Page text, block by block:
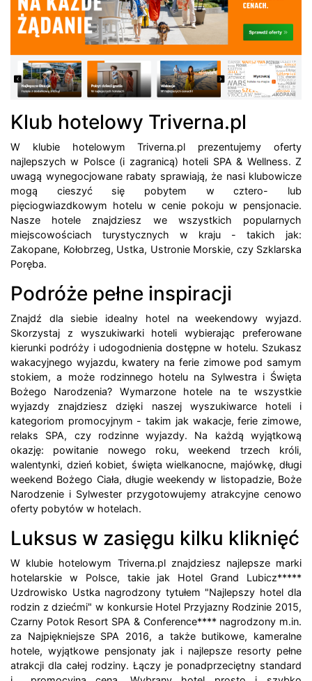
Klub hotelowy Triverna.pl
W klubie hotelowym Triverna.pl prezentujemy oferty
najlepszych w Polsce (i zagranicą) hoteli SPA & Wellness. Z
uwagą wynegocjowane rabaty sprawiają, że nasi klubowicze
mogą cieszyć się pobytem w cztero- lub
pięciogwiazdkowym hotelu w cenie pokoju w pensjonacie.
Nasze hotele znajdziesz we wszystkich popularnych
miejscowościach turystycznych w kraju - takich jak:
Zakopane, Kołobrzeg, Ustka, Ustronie Morskie, czy Szklarska
Poręba.
Podróże pełne inspiracji
Znajdź dla siebie idealny hotel na weekendowy wyjazd.
Skorzystaj z wyszukiwarki hoteli wybierając preferowane
kierunki podróży i udogodnienia dostępne w hotelu. Szukasz
wakacyjnego wyjazdu, kwatery na ferie zimowe pod samym
stokiem, a może rodzinnego hotelu na Sylwestra i Święta
Bożego Narodzenia? Wymarzone hotele na te wszystkie
wyjazdy znajdziesz dzięki naszej wyszukiwarce hoteli i
kategoriom promocyjnym - takim jak wakacje, ferie zimowe,
relaks SPA, czy rodzinne wyjazdy. Na każdą wyjątkową
okazję: powitanie nowego roku, weekend trzech króli,
walentynki, dzień kobiet, święta wielkanocne, majówkę, długi
weekend Bożego Ciała, długie weekendy w listopadzie, Boże
Narodzenie i Sylwester przygotowujemy atrakcyjne cenowo
oferty pobytów w hotelach.
Luksus w zasięgu kilku kliknięć
W klubie hotelowym Triverna.pl znajdziesz najlepsze marki
hotelarskie w Polsce, takie jak Hotel Grand Lubicz*****
Uzdrowisko Ustka nagrodzony tytułem "Najlepszy hotel dla
rodzin z dziećmi" w konkursie Hotel Przyjazny Rodzinie 2015,
Czarny Potok Resort SPA & Conference**** nagrodzony m.in.
za Najpiękniejsze SPA 2016, a także butikowe, kameralne
hotele, wyjątkowe pensjonaty jak i najlepsze resorty pełne
atrakcji dla całej rodziny. Łączy je ponadprzeciętny standard